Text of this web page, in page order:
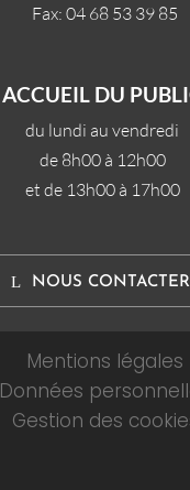
Fax: 04 68 53 39 85
ACCUEIL DU
du lundi au vendredi
de 8h00 à 12h00
et de 13h00 à 17h00
NOUS CONTACTER
Mentions légales
Données
Gestion des